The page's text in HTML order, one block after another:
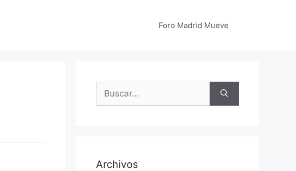
Foro Madrid Mueve
Buscar:
Archivos